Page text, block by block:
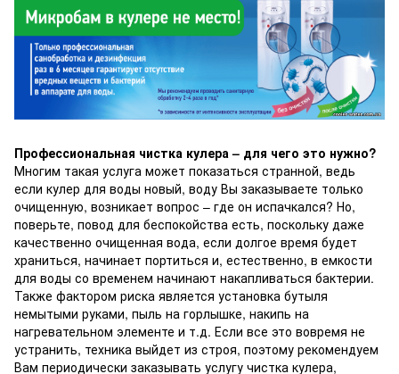
Профессиональная чистка кулера – для чего это нужно?
Многим такая услуга может показаться странной, ведь
если кулер для воды новый, воду Вы заказываете только
очищенную, возникает вопрос – где он испачкался? Но,
поверьте, повод для беспокойства есть, поскольку даже
качественно очищенная вода, если долгое время будет
храниться, начинает портиться и, естественно, в емкости
для воды со временем начинают накапливаться бактерии.
Также фактором риска является установка бутыля
немытыми руками, пыль на горлышке, накипь на
нагревательном элементе и т.д. Если все это вовремя не
устранить, техника выйдет из строя, поэтому рекомендуем
Вам периодически заказывать услугу чистка кулера,